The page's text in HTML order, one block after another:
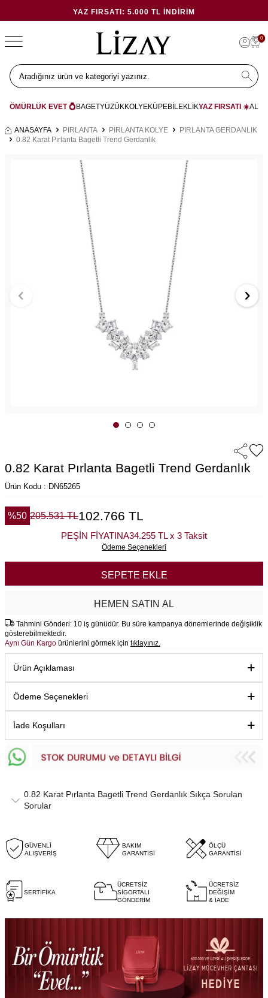
YAZ FIRSATI: 5.000 TL İNDIRIM
0
ÖMÜRLÜK EVET 💍 BAGETYÜZÜKKOLYEKÜPEBİLEKLİKYAZ FIRSATI ☀️
ANASAYFA PIRLANTA PIRLANTA KOLYE
PIRLANTA GERDANLIK
0.82 Karat Pırlanta Bagetli Trend Gerdanlık
0.82 Karat Pırlanta Bagetli Trend Gerdanlık
Ürün Kodu : DN65265
%50 205.531TL102.766 TL
PEŞİN FİYATINA34.255 TL x 3 Taksit
Ödeme Seçenekleri
SEPETE EKLE
HEMEN SATIN AL
Tahmini Gönderi: 10 iş günüdür. Bu süre kampanya dönemlerinde değişiklik
gösterebilmektedir.
Aynı Gün Kargo ürünlerini görmek için tıklayınız.
Ürün Açıklaması
Ödeme Seçenekleri
İade Koşulları
0.82 Karat Pırlanta Bagetli Trend Gerdanlık Sıkça Sorulan
Sorular
GÜVENLİ
ALIŞVERİŞ
BAKIM
GARANTİSİ
ÖLÇÜ
GARANTİSİ
SERTİFİKA
ÜCRETSİZ
SİGORTALI
GÖNDERİM
ÜCRETSİZ
DEĞİŞİM
& İADE